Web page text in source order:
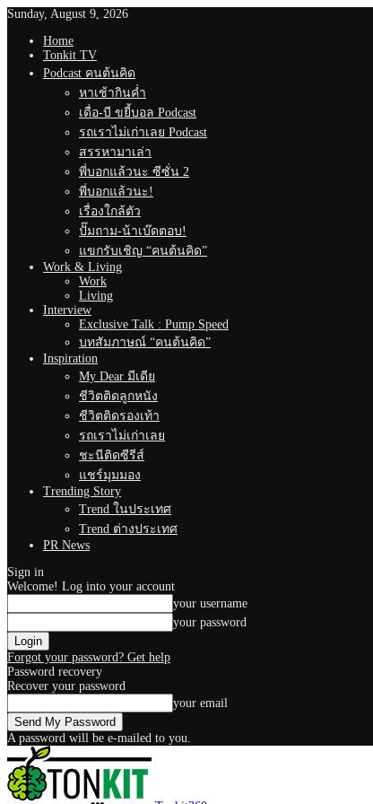
Sunday, August 9, 2026
Home
Tonkit TV
Podcast คนต้นคิด
หาเช้ากินค่ำ
เดื่อ-บี ขยี้บอล Podcast
รถเราไม่เก่าเลย Podcast
สรรหามาเล่า
พี่บอกแล้วนะ ซีซั่น 2
พี่บอกแล้วนะ!
เรื่องใกล้ตัว
ปั๊มถาม-น้าเบ๊ดตอบ!
แขกรับเชิญ “คนต้นคิด”
Work & Living
Work
Living
Interview
Exclusive Talk : Pump Speed
บทสัมภาษณ์ “คนต้นคิด”
Inspiration
My Dear มีเดีย
ชีวิตติดลูกหนัง
ชีวิตติดรองเท้า
รถเราไม่เก่าเลย
ชะนีติดซีรีส์
แชร์มุมมอง
Trending Story
Trend ในประเทศ
Trend ต่างประเทศ
PR News
Sign in
Welcome! Log into your account
your username
your password
Forgot your password? Get help
Password recovery
Recover your password
your email
A password will be e-mailed to you.